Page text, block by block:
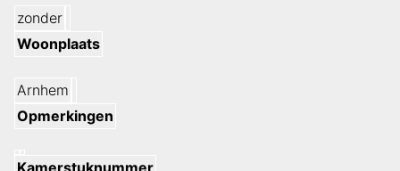
zonder
Woonplaats
Arnhem
Opmerkingen